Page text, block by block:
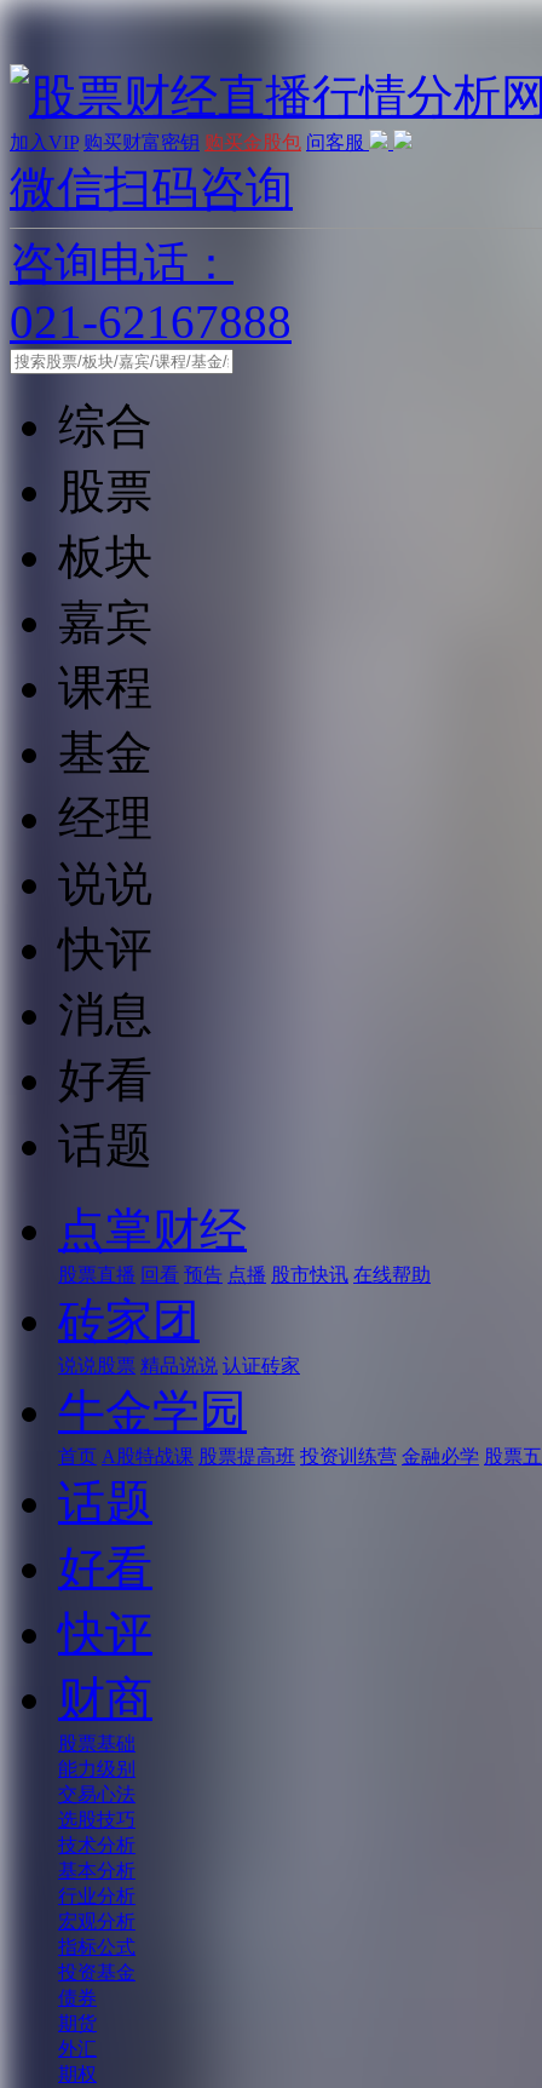
加入VIP 购买财富密钥 购买金股包 问客服
微信扫码咨询
咨询电话：
021-62167888
综合
股票
板块
嘉宾
课程
基金
经理
说说
快评
消息
好看
话题
点掌财经
股票直播 回看 预告 点播 股市快讯 在线帮助
砖家团
说说股票 精品说说 认证砖家
牛金学园
首页 A股特战课 股票提高班 投资训练营 金融必学 股票
话题
好看
快评
财商
股票基础
能力级别
交易心法
选股技巧
技术分析
基本分析
行业分析
宏观分析
指标公式
投资基金
债券
期货
外汇
期权